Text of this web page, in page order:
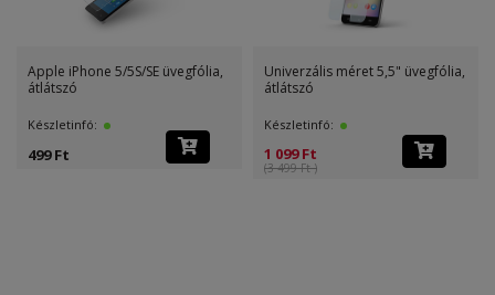
Apple iPhone 5/5S/SE üvegfólia,
átlátszó
Készletinfó:
499 Ft
Univerzális méret 5,5" üvegfólia,
átlátszó
Készletinfó:
1 099 Ft
(3 499 Ft )